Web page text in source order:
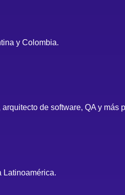
y Colombia.
de software, QA y más
Latinoamérica.